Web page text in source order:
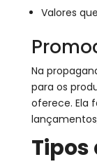
Valores
Na
para os
oferece. Ela